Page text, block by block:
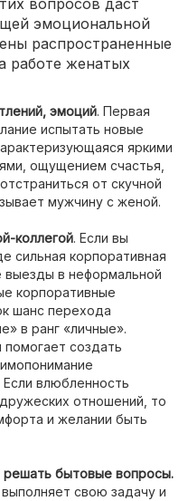
вопросов даст
эмоциональной
распространенные
работе женатых
эмоций. Первая
испытать новые
яркими
ощущением счастья,
от скучной
мужчину с женой.
коллегой. Если вы
сильная корпоративная
выезды в неформальной
корпоративные
шанс перехода
в ранг «личные».
помогает создать
влюбленность
отношений, то
и желании быть
бытовые вопросы.
свою задачу и